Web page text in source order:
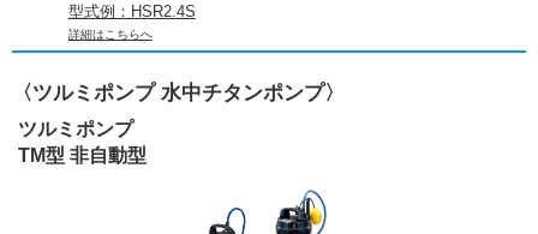
型式例：HSR2.4S
詳細はこちらへ
〈ツルミポンプ 水中チタンポンプ〉
ツルミポンプ
TM型 非自動型